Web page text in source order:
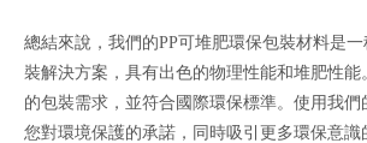
總結來說，我們的PP可堆肥環保包裝材料是
裝解決方案，具有出色的物理性能和堆肥性能
的包裝需求，並符合國際環保標準。使用我
您對環境保護的承諾，同時吸引更多環保意